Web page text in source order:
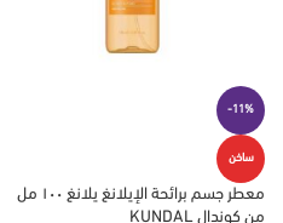
-11%
ساخن
معطر جسم برائحة الإيلانغ يلانغ ١٠٠ مل
من كوندال KUNDAL